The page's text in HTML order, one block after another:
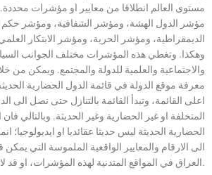
مستوى العالم انطلاقا من معايير او مؤشرات محددة.
مؤشر الدول الهشة، ومؤشر الشفافية، ومؤشر حكم
الديمقراطية، ومؤشر الحرية، ومؤشر الابتكار
وهكذا. وتغطي هذه المؤشرات مختلف الجوانب
والاجتماعية والعلمية للدولة والمجتمع. ويمكن من
معرفة موقع الدولة في قائمة الدول الحضارية
اعلى القائمة، وتبدأ القائمة بالتنازل حتى نصل الى
المتخلفة او غير الحضارية وغير الحديثة. وبالتالي
الحضارية الحديثة ليس حديثا عقائديا او ايديولوجيا؛
الى الارقام والمعايير الواقعية الملموسة التي
العراق في المواقع المتدنية لهذه المؤشرات، او قد لا نجده فيها اصلا.